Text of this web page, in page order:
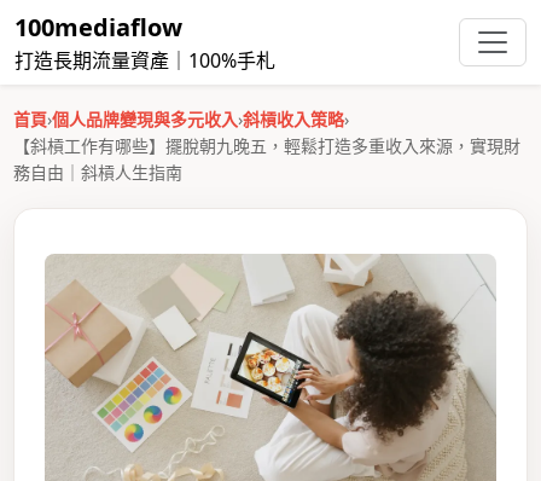
100mediaflow
打造長期流量資產｜100%手札
首頁›個人品牌變現與多元收入›斜槓收入策略›
【斜槓工作有哪些】擺脫朝九晚五，輕鬆打造多重收入來源，實現財
務自由｜斜槓人生指南